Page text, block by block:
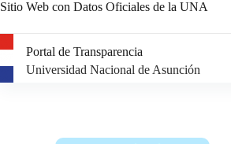
Sitio Web con Datos Oficiales de la UNA
Portal de Transparencia
Universidad Nacional de Asunción